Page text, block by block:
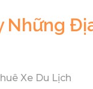
Những
Xe Du Lịch